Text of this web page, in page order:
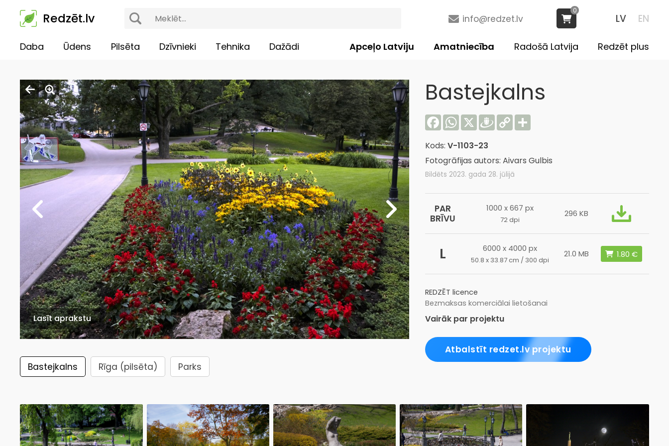
Redzēt.lv LV EN
info@redzet.lv
0
Daba Ūdens Pilsēta Dzīvnieki Tehnika Dažādi Redzēt plus
Radošā Latvija
Amatniecība
Apceļo Latviju
Lasīt aprakstu
Bastejkalns Rīga (pilsēta) Parks
Bastejkalns
Facebook
WhatsApp
X Draugiem
Copy
Link
Share
Kods: V-1103-23
Fotogrāfijas autors: Aivars Gulbis
Bildēts 2023. gada 28. jūlijā
PAR
BRĪVU
1000 x 667 px
72 dpi
296 KB
L 6000 x 4000 px
50.8 x 33.87 cm / 300 dpi
21.0 MB
REDZĒT licence
Bezmaksas komerciālai lietošanai
Vairāk par projektu
Atbalstīt redzet.lv projektu